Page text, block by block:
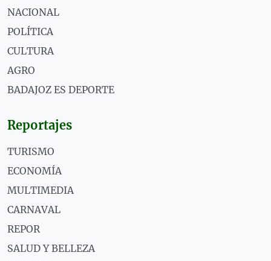
NACIONAL
POLÍTICA
CULTURA
AGRO
BADAJOZ ES DEPORTE
Reportajes
TURISMO
ECONOMÍA
MULTIMEDIA
CARNAVAL
REPOR
SALUD Y BELLEZA